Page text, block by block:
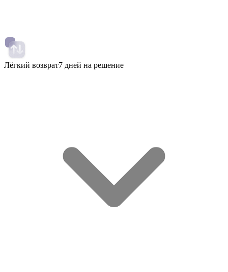
Лёгкий возврат7 дней на решение